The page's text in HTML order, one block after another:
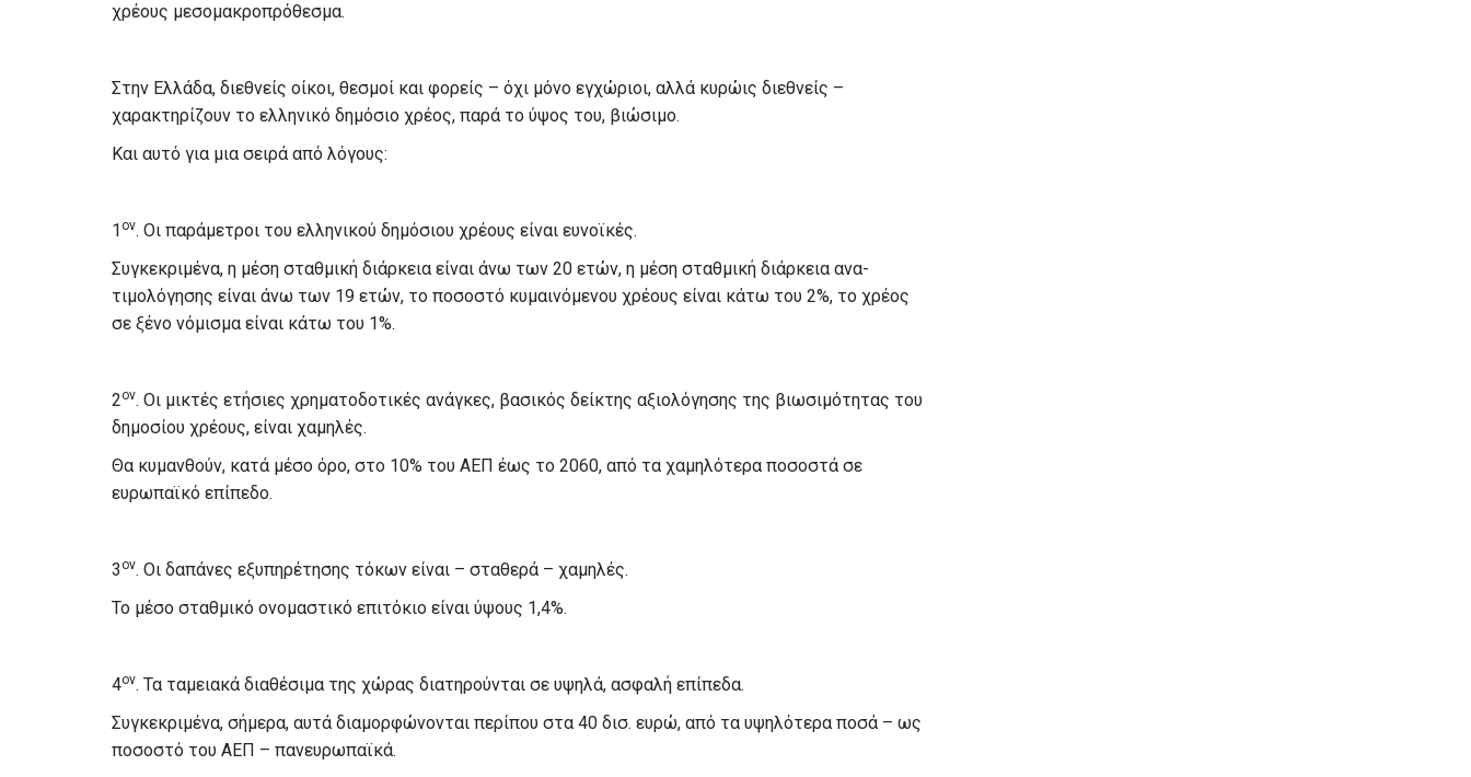
χρέους μεσομακροπρόθεσμα.
Στην Ελλάδα, διεθνείς οίκοι, θεσμοί και φορείς – όχι μόνο εγχώριοι, αλλά κυρώις διεθνείς –
χαρακτηρίζουν το ελληνικό δημόσιο χρέος, παρά το ύψος του, βιώσιμο.
Και αυτό για μια σειρά από λόγους:
1 ον. Οι παράμετροι του ελληνικού δημόσιου χρέους είναι ευνοϊκές.
Συγκεκριμένα, η μέση σταθμική διάρκεια είναι άνω των 20 ετών, η μέση σταθμική διάρκεια ανα-
τιμολόγησης είναι άνω των 19 ετών, το ποσοστό κυμαινόμενου χρέους είναι κάτω του 2%, το χρέος
σε ξένο νόμισμα είναι κάτω του 1%.
2ον. Οι μικτές ετήσιες χρηματοδοτικές ανάγκες, βασικός δείκτης αξιολόγησης της βιωσιμότητας του
δημοσίου χρέους, είναι χαμηλές.
Θα κυμανθούν, κατά μέσο όρο, στο 10% του ΑΕΠ έως το 2060, από τα χαμηλότερα ποσοστά σε
ευρωπαϊκό επίπεδο.
3 ον. Οι δαπάνες εξυπηρέτησης τόκων είναι – σταθερά – χαμηλές.
Το μέσο σταθμικό ονομαστικό επιτόκιο είναι ύψους 1,4%.
4ον. Τα ταμειακά διαθέσιμα της χώρας διατηρούνται σε υψηλά, ασφαλή επίπεδα.
Συγκεκριμένα, σήμερα, αυτά διαμορφώνονται περίπου στα 40 δισ. ευρώ, από τα υψηλότερα ποσά – ως
ποσοστό του ΑΕΠ – πανευρωπαϊκά.